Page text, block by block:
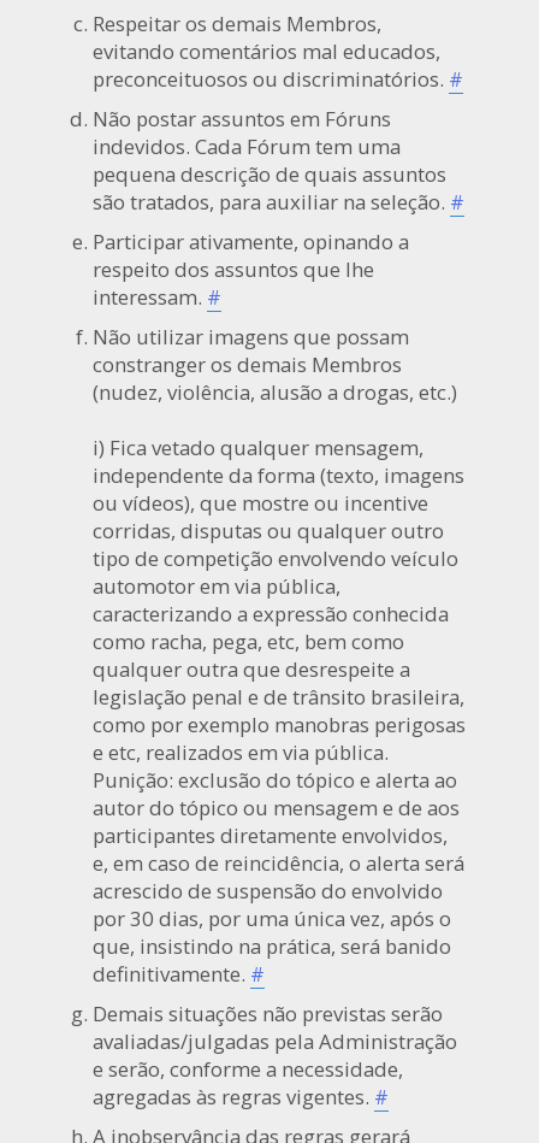
Respeitar os demais Membros,
evitando comentários mal educados,
preconceituosos ou discriminatórios. #
Não postar assuntos em Fóruns
indevidos. Cada Fórum tem uma
pequena descrição de quais assuntos
são tratados, para auxiliar na seleção. #
Participar ativamente, opinando a
respeito dos assuntos que lhe
interessam. #
Não utilizar imagens que possam
constranger os demais Membros
(nudez, violência, alusão a drogas, etc.)
i) Fica vetado qualquer mensagem,
independente da forma (texto, imagens
ou vídeos), que mostre ou incentive
corridas, disputas ou qualquer outro
tipo de competição envolvendo veículo
automotor em via pública,
caracterizando a expressão conhecida
como racha, pega, etc, bem como
qualquer outra que desrespeite a
legislação penal e de trânsito brasileira,
como por exemplo manobras perigosas
e etc, realizados em via pública.
Punição: exclusão do tópico e alerta ao
autor do tópico ou mensagem e de aos
participantes diretamente envolvidos,
e, em caso de reincidência, o alerta será
acrescido de suspensão do envolvido
por 30 dias, por uma única vez, após o
que, insistindo na prática, será banido
definitivamente. #
Demais situações não previstas serão
avaliadas/julgadas pela Administração
e serão, conforme a necessidade,
agregadas às regras vigentes. #
A inobservância das regras gerará